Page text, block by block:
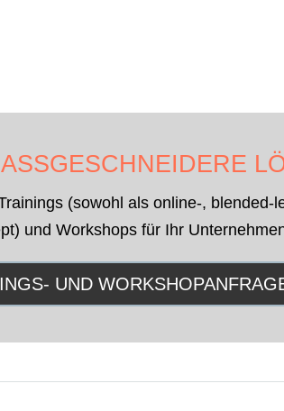
(sowohl als online-, blended-
und Workshops für Ihr
UND